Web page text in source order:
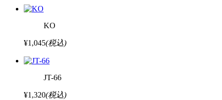
KO
¥1,045(税込)
JT-66
¥1,320(税込)